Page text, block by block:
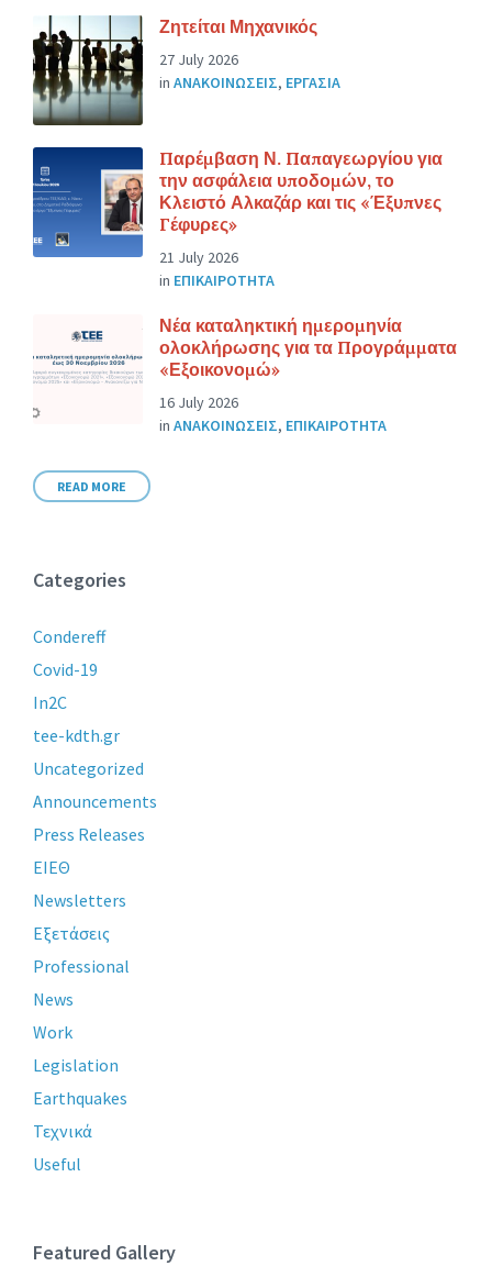
Ζητείται Μηχανικός
27 July 2026
in ΑΝΑΚΟΙΝΩΣΕΙΣ, ΕΡΓΑΣΙΑ
Παρέμβαση Ν. Παπαγεωργίου για
την ασφάλεια υποδομών, το
Κλειστό Αλκαζάρ και τις «Έξυπνες
Γέφυρες»
21 July 2026
in ΕΠΙΚΑΙΡΟΤΗΤΑ
Νέα καταληκτική ημερομηνία
ολοκλήρωσης για τα Προγράμματα
«Εξοικονομώ»
16 July 2026
in ΑΝΑΚΟΙΝΩΣΕΙΣ, ΕΠΙΚΑΙΡΟΤΗΤΑ
READ MORE
Categories
Condereff
Covid-19
In2C
tee-kdth.gr
Uncategorized
Announcements
Press Releases
ΕΙΕΘ
Newsletters
Εξετάσεις
Professional
News
Work
Legislation
Earthquakes
Τεχνικά
Useful
Featured Gallery